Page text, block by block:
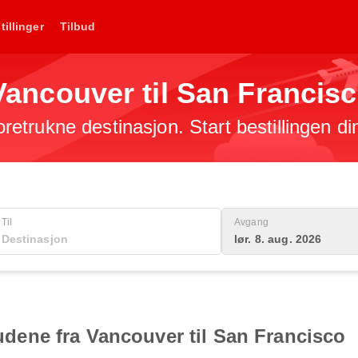
Tilbud
til San
destinasjon. Start bestillingen
Til Avgang
lør. 8. aug. 2026
fra Vancouver til San Francisco